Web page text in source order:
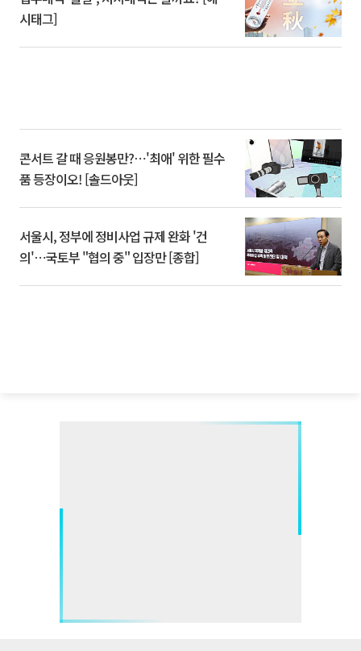
시태그]
콘서트 갈 때 응원봉만?⋯'최애' 위한 필수
품 등장이오! [솔드아웃]
서울시, 정부에 정비사업 규제 완화 '건
의'⋯국토부 "협의 중" 입장만 [종합]